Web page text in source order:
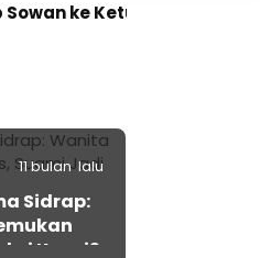
NU Sidrap
11 bulan lalu
Sidrap:
Kunci?